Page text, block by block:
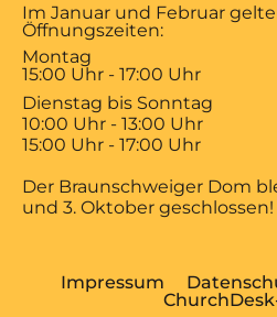
Im Januar und Februar
Öffnungszeiten:
Montag
15:00 Uhr - 17:00 Uhr
Dienstag bis Sonntag
10:00 Uhr - 13:00 Uhr
15:00 Uhr - 17:00 Uhr
Der Braunschweiger Dom
und 3. Oktober geschlossen!
Impressum